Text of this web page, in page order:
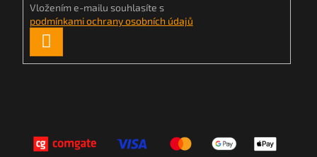
Vložením e-mailu souhlasíte s
podmínkami ochrany osobních údajů
SE